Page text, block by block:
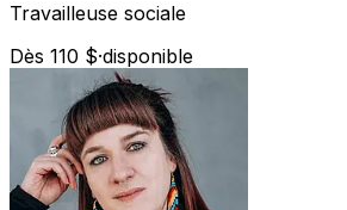
Travailleuse sociale
Dès 110 $·disponible